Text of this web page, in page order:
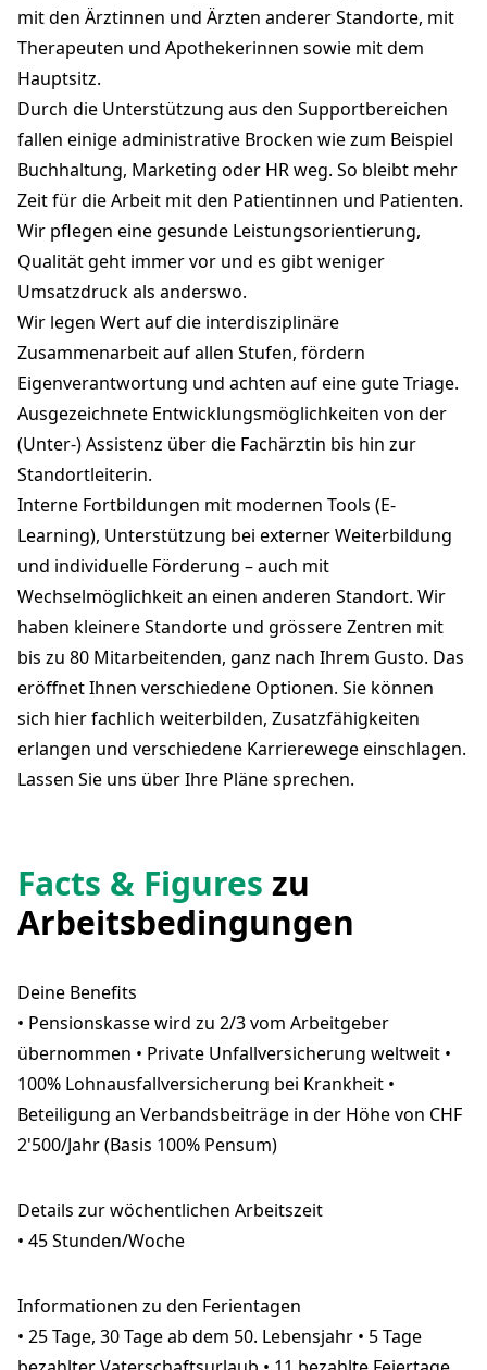
mit den Ärztinnen und Ärzten anderer Standorte, mit
Therapeuten und Apothekerinnen sowie mit dem
Hauptsitz.
Durch die Unterstützung aus den Supportbereichen
fallen einige administrative Brocken wie zum Beispiel
Buchhaltung, Marketing oder HR weg. So bleibt mehr
Zeit für die Arbeit mit den Patientinnen und Patienten.
Wir pflegen eine gesunde Leistungsorientierung,
Qualität geht immer vor und es gibt weniger
Umsatzdruck als anderswo.
Wir legen Wert auf die interdisziplinäre
Zusammenarbeit auf allen Stufen, fördern
Eigenverantwortung und achten auf eine gute Triage.
Ausgezeichnete Entwicklungsmöglichkeiten von der
(Unter-) Assistenz über die Fachärztin bis hin zur
Standortleiterin.
Interne Fortbildungen mit modernen Tools (E-
Learning), Unterstützung bei externer Weiterbildung
und individuelle Förderung – auch mit
Wechselmöglichkeit an einen anderen Standort. Wir
haben kleinere Standorte und grössere Zentren mit
bis zu 80 Mitarbeitenden, ganz nach Ihrem Gusto. Das
eröffnet Ihnen verschiedene Optionen. Sie können
sich hier fachlich weiterbilden, Zusatzfähigkeiten
erlangen und verschiedene Karrierewege einschlagen.
Lassen Sie uns über Ihre Pläne sprechen.
Facts & Figures zu
Arbeitsbedingungen
Deine Benefits
• Pensionskasse wird zu 2/3 vom Arbeitgeber
übernommen • Private Unfallversicherung weltweit •
100% Lohnausfallversicherung bei Krankheit •
Beteiligung an Verbandsbeiträge in der Höhe von CHF
2'500/Jahr (Basis 100% Pensum)
Details zur wöchentlichen Arbeitszeit
• 45 Stunden/Woche
Informationen zu den Ferientagen
• 25 Tage, 30 Tage ab dem 50. Lebensjahr • 5 Tage